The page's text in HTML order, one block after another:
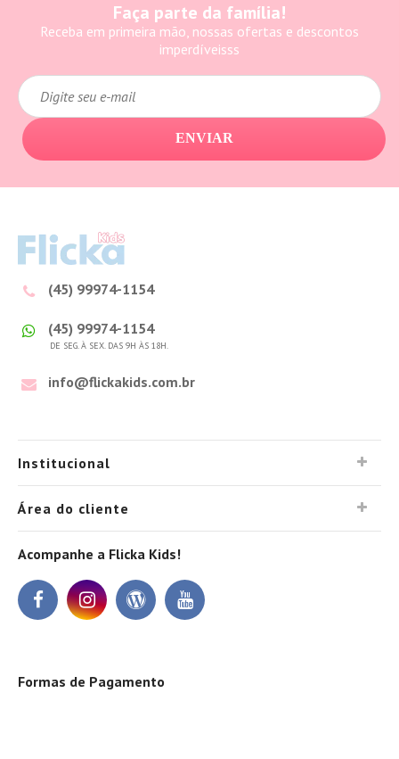
Faça parte da família!
Receba em primeira mão, nossas ofertas e descontos
imperdíveisss
ENVIAR
(45) 99974-1154
(45) 99974-1154
DE SEG. À SEX. DAS 9H ÀS 18H.
info@flickakids.com.br
Institucional
Área do cliente
Acompanhe a Flicka Kids!
Formas de Pagamento